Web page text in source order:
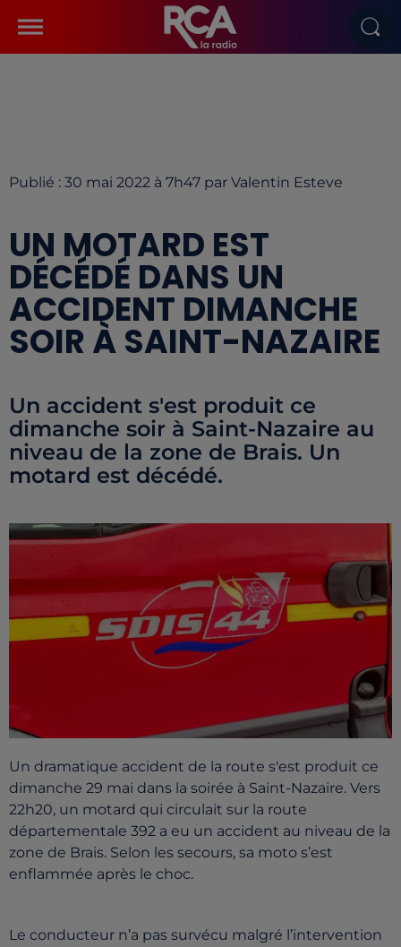
Publié : 30 mai 2022 à 7h47 par Valentin Esteve
UN MOTARD EST
DÉCÉDÉ DANS UN
ACCIDENT DIMANCHE
SOIR À SAINT-NAZAIRE
Un accident s'est produit ce
dimanche soir à Saint-Nazaire au
niveau de la zone de Brais. Un
motard est décédé.
Un dramatique accident de la route s'est produit ce
dimanche 29 mai dans la soirée à Saint-Nazaire. Vers
22h20, un motard qui circulait sur la route
départementale 392 a eu un accident au niveau de la
zone de Brais. Selon les secours, sa moto s’est
enflammée après le choc.
Le conducteur n’a pas survécu malgré l’intervention